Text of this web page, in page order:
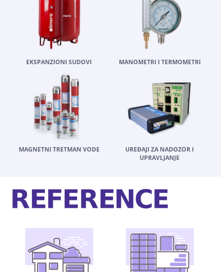
EKSPANZIONI SUDOVI MANOMETRI I TERMOMETRI
MAGNETNI TRETMAN VODE
UREĐAJI ZA NADOZOR I
UPRAVLJANJE